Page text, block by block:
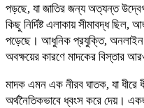
পড়ছে, যা জাতির জন্য অত্যন্ত
কিছু নির্দিষ্ট এলাকায় সীমাবদ্ধ
পড়েছে। আধুনিক প্রযুক্তি, অনলাইন
অবক্ষয়ের কারণে মাদকের বিস্তার
মাদক এমন এক নীরব ঘাতক, যা ধীরে
অর্থনৈতিকভাবে ধ্বংস করে দেয়।